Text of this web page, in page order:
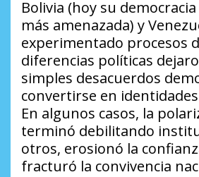
Bolivia (hoy su
más amenazada) y
experimentado procesos
diferencias políticas
simples desacuerdos
convertirse en
En algunos casos, la
terminó debilitando
otros, erosionó la
fracturó la convivencia